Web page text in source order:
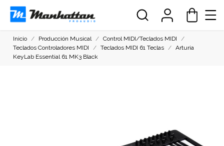
Inicio Producción Musical
Control MIDI/Teclados MIDI
Teclados Controladores MIDI
Teclados MIDI 61 Teclas
Arturia
KeyLab Essential 61 MK3 Black